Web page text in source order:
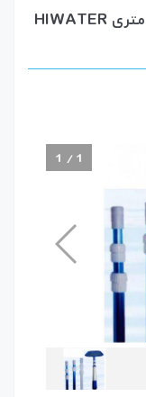
برگ گیر با دسته تلسکوپی یک متری HIWATER
1 /1